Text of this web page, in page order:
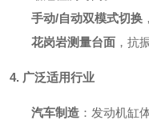
手动/自动双模式切换
花岗岩测量台面 ，抗
4. 广泛适用行业
汽车制造 ：发动机缸